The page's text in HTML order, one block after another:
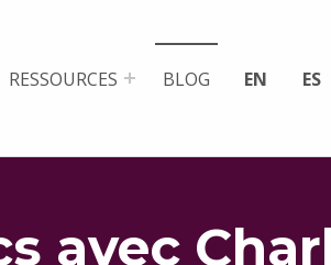
RESSOURCES BLOG EN ES
avec